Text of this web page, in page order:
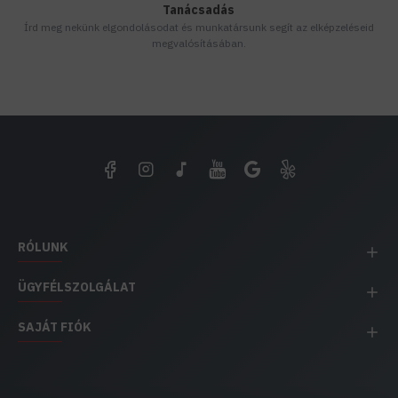
Tanácsadás
Írd meg nekünk elgondolásodat és munkatársunk segít az elképzeléseid
megvalósításában.
RÓLUNK
ÜGYFÉLSZOLGÁLAT
SAJÁT FIÓK